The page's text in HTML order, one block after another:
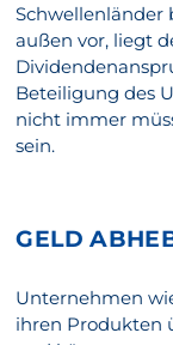
Schwellenländer
außen vor, liegt
Beteiligung des
nicht immer
sein.
GELD
Unternehmen
ihren Produkten